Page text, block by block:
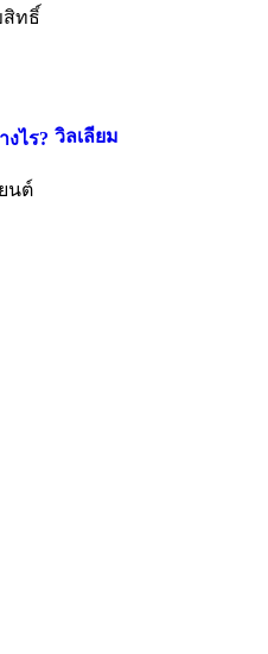
สิทธิ์
วิลเลียม
นต์